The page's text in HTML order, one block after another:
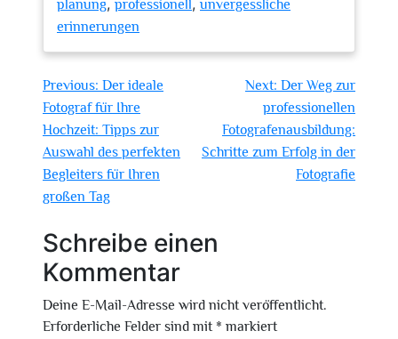
planung, professionell, unvergessliche
erinnerungen
Beitragsnavigation
Previous: Der ideale
Fotograf für Ihre
Hochzeit: Tipps zur
Auswahl des perfekten
Begleiters für Ihren
großen Tag
Next: Der Weg zur
professionellen
Fotografenausbildung:
Schritte zum Erfolg in der
Fotografie
Schreibe einen
Kommentar
Deine E-Mail-Adresse wird nicht veröffentlicht.
Erforderliche Felder sind mit * markiert